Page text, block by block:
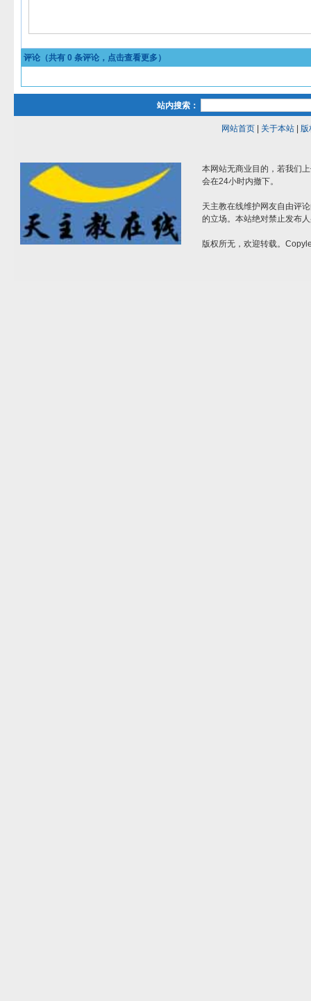
评论（共有 0 条评论，点击查看更多）
站内搜索：
网站首页| 关于本站| 版
本网站无商业目的，若我们
会在24小时内撤下。
天主教在线维护网友自由评
的立场。本站绝对禁止发布
版权所无，欢迎转载。